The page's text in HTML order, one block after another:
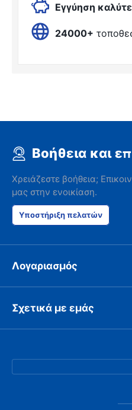
Εγγύηση
24000+
Βοήθεια και
Χρειάζεστε βοήθεια;
μας στην ενοικίαση.
Υποστήριξη πελατών
Λογαριασμός
Σχετικά με εμάς